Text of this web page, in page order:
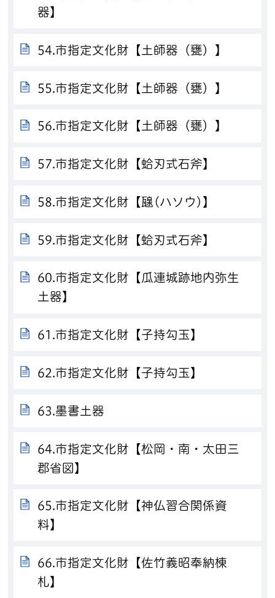
器】
54.市指定文化財【土師器（甕）】
55.市指定文化財【土師器（甕）】
56.市指定文化財【土師器（甕）】
57.市指定文化財【蛤刃式石斧】
58.市指定文化財【𤭯(ハソウ)】
59.市指定文化財【蛤刃式石斧】
60.市指定文化財【瓜連城跡地内弥生
土器】
61.市指定文化財【子持勾玉】
62.市指定文化財【子持勾玉】
63.墨書土器
64.市指定文化財【松岡・南・太田三
郡省図】
65.市指定文化財【神仏習合関係資
料】
66.市指定文化財【佐竹義昭奉納棟
札】